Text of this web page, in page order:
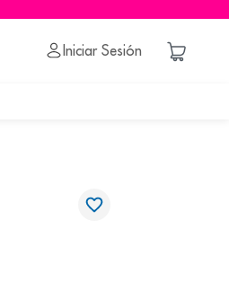
Iniciar Sesión